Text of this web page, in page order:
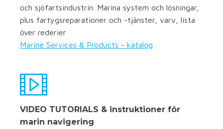
och sjöfartsindustrin. Marina system och lösningar,
plus fartygsreparationer och -tjänster, varv, lista
över rederier
Marine Services & Products - katalog
VIDEO TUTORIALS & instruktioner för
marin navigering